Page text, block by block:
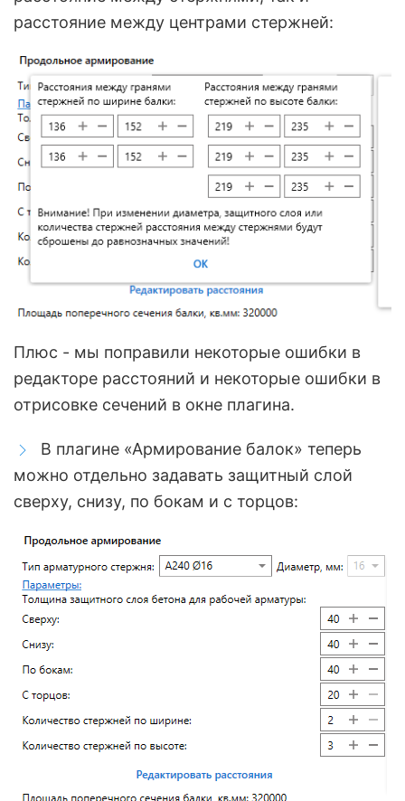
расстояние между центрами стержней:
Плюс - мы поправили некоторые ошибки в
редакторе расстояний и некоторые ошибки в
отрисовке сечений в окне плагина.
В плагине «Армирование балок» теперь
можно отдельно задавать защитный слой
сверху, снизу, по бокам и с торцов: